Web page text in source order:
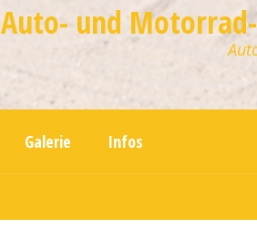
Auto- und
Galerie Infos